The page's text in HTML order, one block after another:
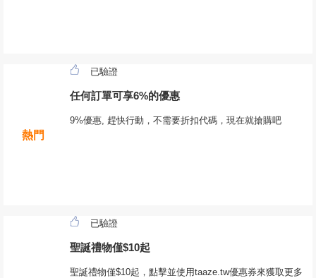
熱門
已驗證
任何訂單可享6%的優惠
9%優惠, 趕快行動，不需要折扣代碼，現在就搶購吧
已驗證
聖誕禮物僅$10起
聖誕禮物僅$10起，點擊並使用taaze.tw優惠券來獲取更多